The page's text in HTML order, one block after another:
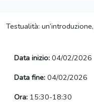
Testualità:
Data inizio: 04/02/2026
Data fine: 04/02/2026
Ora: 15:30-18:30